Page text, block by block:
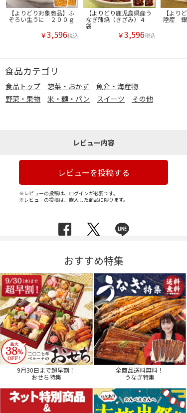
【よりどり対象商品】ふ
ぞろい生うに ２００ｇ
￥3,596税込
【よりどり鹿児島県産う
なぎ蒲焼（きざみ）４
袋
￥3,596税込
【より
陸産 銀
食品カテゴリ
食品トップ 惣菜・おかず
魚介・海産物
野菜・果物
米・麺・パン スイーツ その他
レビュー内容
レビューを投稿する
※レビューの投稿は、ログインが必要です。
※レビューの投稿は、購入した商品に限ります。
おすすめ特集
9月30日まで超早割！
おせち特集
全商品送料無料！
うなぎ特集